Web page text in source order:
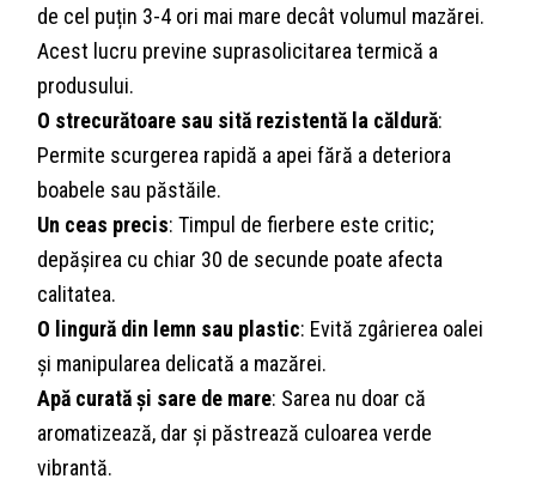
de cel puțin 3-4 ori mai mare decât volumul mazărei.
Acest lucru previne suprasolicitarea termică a
produsului.
O strecurătoare sau sită rezistentă la căldură:
Permite scurgerea rapidă a apei fără a deteriora
boabele sau păstăile.
Un ceas precis: Timpul de fierbere este critic;
depășirea cu chiar 30 de secunde poate afecta
calitatea.
O lingură din lemn sau plastic: Evită zgârierea oalei
și manipularea delicată a mazărei.
Apă curată și sare de mare: Sarea nu doar că
aromatizează, dar și păstrează culoarea verde
vibrantă.